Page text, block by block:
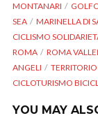
MONTANARI
SEA
MARINELLA DI
CICLISMO
ROMA
ROMA
ANGELI
TERRITORIO
CICLOTURISMO
YOU MAY